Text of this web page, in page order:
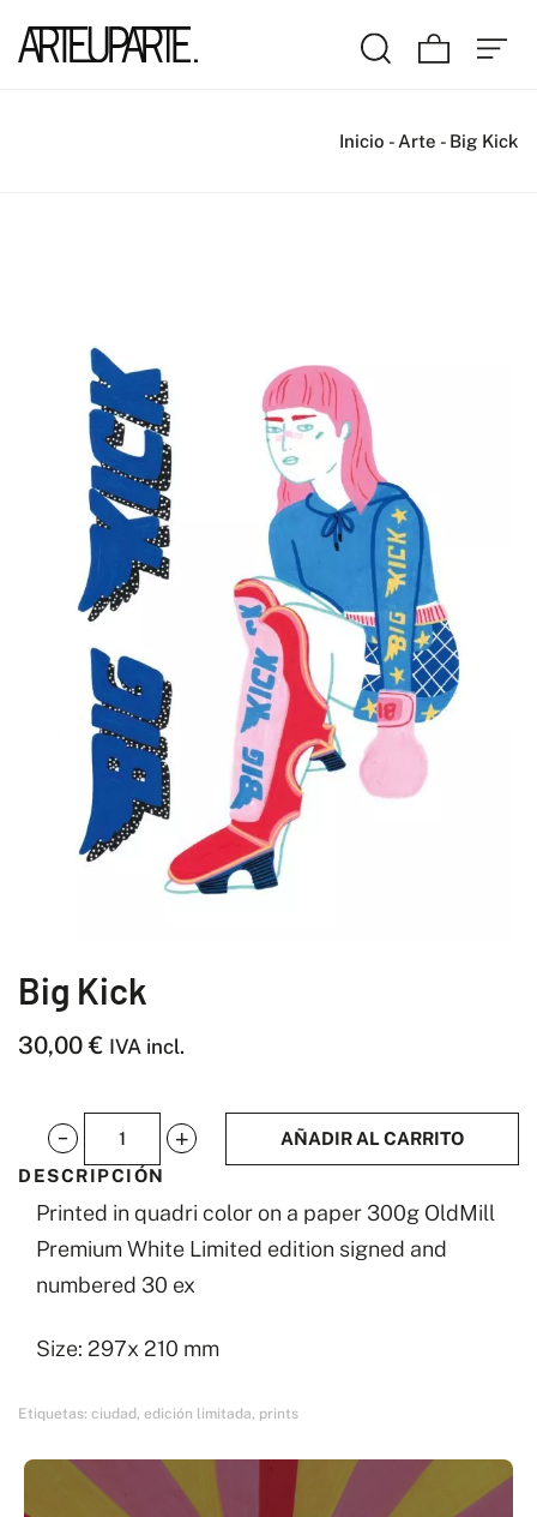
Inicio - Arte - Big Kick
Big Kick
30,00€ IVA incl.
Big
Kick
cantidad
AÑADIR AL CARRITO
DESCRIPCIÓN
Printed in quadri color on a paper 300g OldMill
Premium White Limited edition signed and
numbered 30 ex
Size: 297x 210 mm
Etiquetas: ciudad , edición limitada, prints